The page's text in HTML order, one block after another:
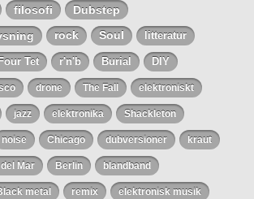
filosofi
Dubstep
rock Soul litteratur
Four Tet r'n'b Burial DIY
drone The Fall elektroniskt
jazz elektronika Shackleton
noise Chicago dubversioner kraut
Mar Berlin blandband
metal remix elektronisk musik